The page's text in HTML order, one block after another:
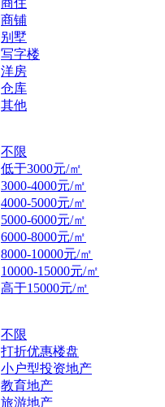
商铺
别墅
写字楼
洋房
仓库
其他
不限
低于3000元/㎡
3000-4000元/㎡
4000-5000元/㎡
5000-6000元/㎡
6000-8000元/㎡
8000-10000元/㎡
10000-15000元/㎡
高于15000元/㎡
不限
打折优惠楼盘
小户型投资地产
教育地产
旅游地产